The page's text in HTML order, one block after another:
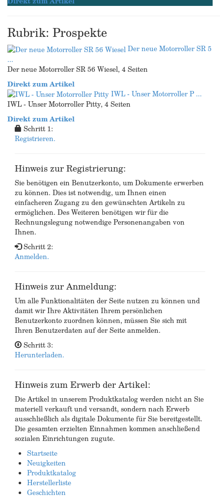
Rubrik: Prospekte
Der neue Motorroller SR 5
...
Der neue Motorroller SR 56 Wiesel, 4 Seiten
Direkt zum Artikel
IWL - Unser Motorroller P ...
IWL - Unser Motorroller Pitty, 4 Seiten
Direkt zum Artikel
Schritt 1:
Registrieren.
Hinweis zur Registrierung:
Sie benötigen ein Benutzerkonto, um Dokumente erwerben
zu können. Dies ist notwendig, um Ihnen einen
einfacheren Zugang zu den gewünschten Artikeln zu
ermöglichen. Des Weiteren benötigen wir für die
Rechnungslegung notwendige Personenangaben von
Ihnen.
Schritt 2:
Anmelden.
Hinweis zur Anmeldung:
Um alle Funktionalitäten der Seite nutzen zu können und
damit wir Ihre Aktivitäten Ihrem persönlichen
Benutzerkonto zuordnen können, müssen Sie sich mit
Ihren Benutzerdaten auf der Seite anmelden.
Schritt 3:
Herunterladen.
Hinweis zum Erwerb der Artikel:
Die Artikel in unserem Produktkatalog werden nicht an Sie
materiell verkauft und versandt, sondern nach Erwerb
ausschließlich als digitale Dokumente für Sie bereitgestellt.
Die gesamten erzielten Einnahmen kommen anschließend
sozialen Einrichtungen zugute.
Startseite
Neuigkeiten
Produktkatalog
Herstellerliste
Geschichten